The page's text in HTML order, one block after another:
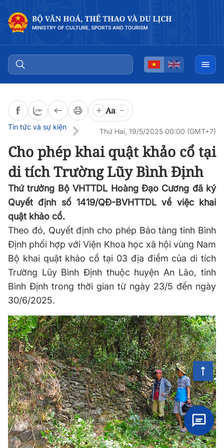
Aa
Tin tức và sự kiện
Thứ Hai, 19/5/2025 00:00 (GMT+7)
Cho phép khai quật khảo cổ tại
di tích Trường Lũy Bình Định
Thứ trưởng Bộ VHTTDL Hoàng Đạo Cương đã ký
Quyết định số 1419/QĐ-BVHTTDL về việc khai
quật khảo cổ.
Theo đó, Quyết định cho phép Bảo tàng tỉnh Bình
Định phối hợp với Viện Khoa học xã hội vùng Nam
Bộ khai quật khảo cổ tại 03 địa điểm của di tích
Trường Lũy Bình Định thuộc huyện An Lão, tỉnh
Bình Định trong thời gian từ ngày 23/5 đến ngày
30/6/2025.
Đọc bài